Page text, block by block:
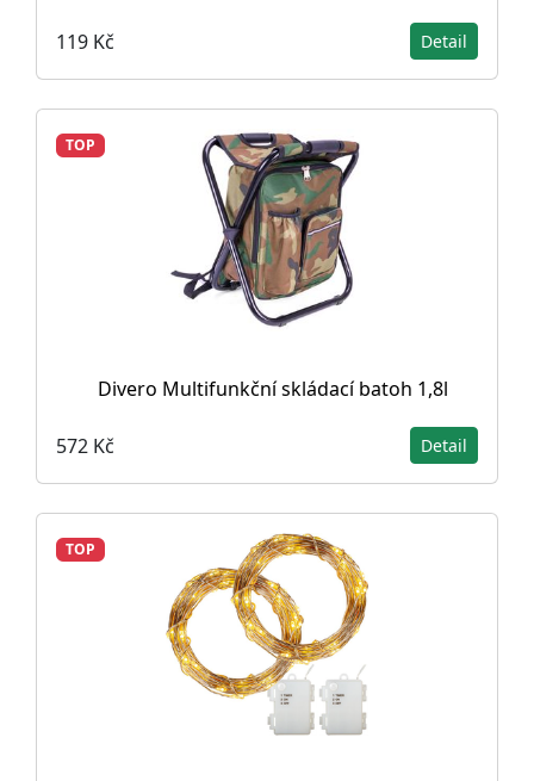
119 Kč Detail
TOP
Divero Multifunkční skládací batoh 1,8l
572 Kč Detail
TOP